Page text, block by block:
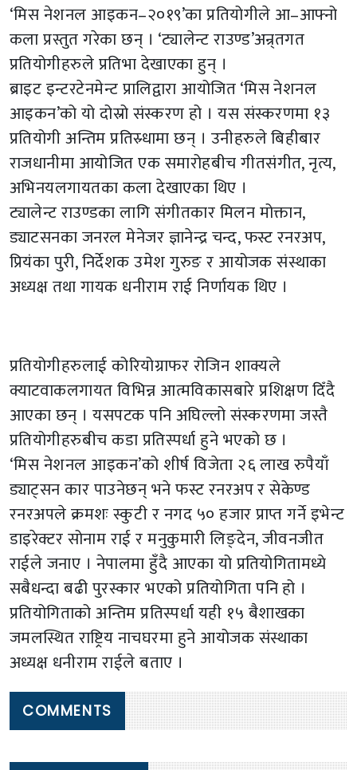
‘मिस नेशनल आइकन–२०१९’का प्रतियोगीले आ–आफ्नो
कला प्रस्तुत गरेका छन् । ‘ट्यालेन्ट राउण्ड’अन्र्तगत
प्रतियोगीहरुले प्रतिभा देखाएका हुन् ।
ब्राइट इन्टरटेनमेन्ट प्रालिद्वारा आयोजित ‘मिस नेशनल
आइकन’को यो दोस्रो संस्करण हो । यस संस्करणमा १३
प्रतियोगी अन्तिम प्रतिस्र्धामा छन् । उनीहरुले बिहीबार
राजधानीमा आयोजित एक समारोहबीच गीतसंगीत, नृत्य,
अभिनयलगायतका कला देखाएका थिए ।
ट्यालेन्ट राउण्डका लागि संगीतकार मिलन मोक्तान,
ड्याटसनका जनरल मेनेजर ज्ञानेन्द्र चन्द, फस्ट रनरअप,
प्रियंका पुरी, निर्देशक उमेश गुरुङ र आयोजक संस्थाका
अध्यक्ष तथा गायक धनीराम राई निर्णायक थिए ।
प्रतियोगीहरुलाई कोरियोग्राफर रोजिन शाक्यले
क्याटवाकलगायत विभिन्न आत्मविकासबारे प्रशिक्षण दिँदै
आएका छन् । यसपटक पनि अघिल्लो संस्करणमा जस्तै
प्रतियोगीहरुबीच कडा प्रतिस्पर्धा हुने भएको छ ।
‘मिस नेशनल आइकन’को शीर्ष विजेता २६ लाख रुपैयाँ
ड्याट्सन कार पाउनेछन् भने फस्ट रनरअप र सेकेण्ड
रनरअपले क्रमशः स्कुटी र नगद ५० हजार प्राप्त गर्ने इभेन्ट
डाइरेक्टर सोनाम राई र मनुकुमारी लिङ्देन, जीवनजीत
राईले जनाए । नेपालमा हुँदै आएका यो प्रतियोगितामध्ये
सबैधन्दा बढी पुरस्कार भएको प्रतियोगिता पनि हो ।
प्रतियोगिताको अन्तिम प्रतिस्पर्धा यही १५ बैशाखका
जमलस्थित राष्ट्रिय नाचघरमा हुने आयोजक संस्थाका
अध्यक्ष धनीराम राईले बताए ।
COMMENTS